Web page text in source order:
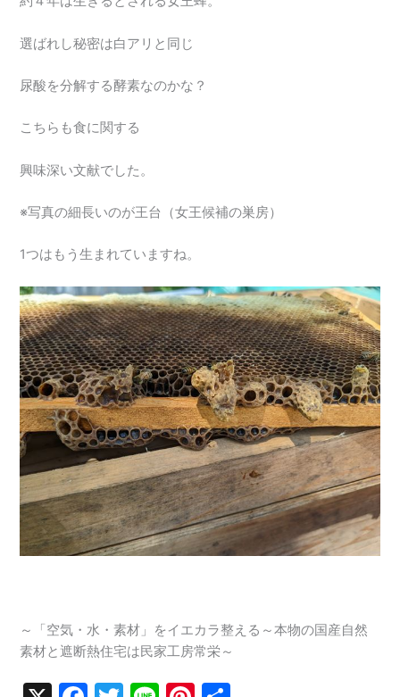
選ばれし秘密は白アリと同じ
尿酸を分解する酵素なのかな？
こちらも食に関する
興味深い文献でした。
※写真の細長いのが王台（女王候補の巣房）
1つはもう生まれていますね。
～「空気・水・素材」をイエカラ整える～本物の国産自然
素材と遮断熱住宅は民家工房常栄～